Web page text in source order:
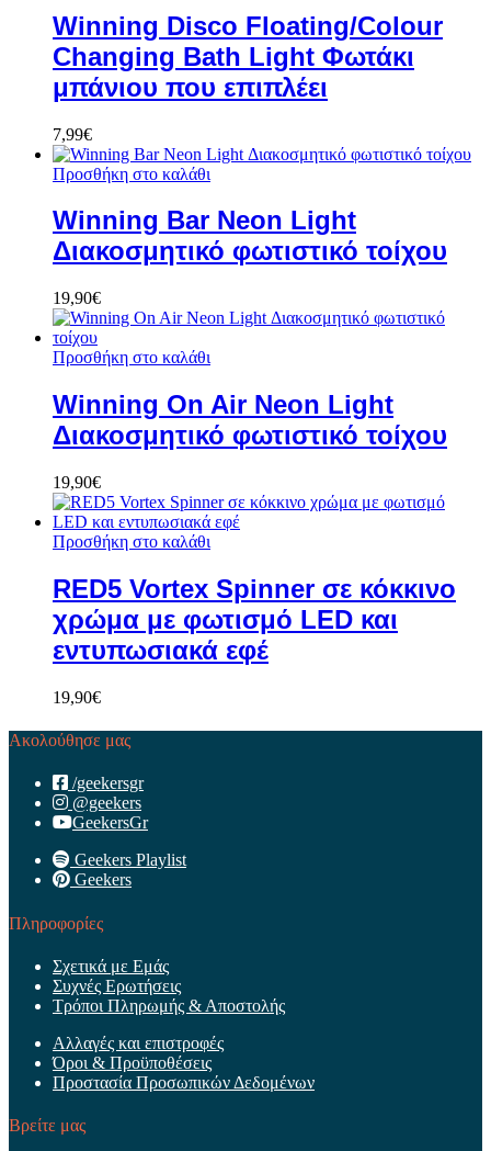
Winning Disco Floating/Colour
Changing Bath Light Φωτάκι
μπάνιου που επιπλέει
7,99€
Προσθήκη στο καλάθι
Winning Bar Neon Light
Διακοσμητικό φωτιστικό τοίχου
19,90€
Προσθήκη στο καλάθι
Winning On Air Neon Light
Διακοσμητικό φωτιστικό τοίχου
19,90€
Προσθήκη στο καλάθι
RED5 Vortex Spinner σε κόκκινο
χρώμα με φωτισμό LED και
εντυπωσιακά εφέ
19,90€
Ακολούθησε μας
/geekersgr
@geekers
GeekersGr
Geekers Playlist
Geekers
Πληροφορίες
Σχετικά με Εμάς
Συχνές Ερωτήσεις
Τρόποι Πληρωμής & Αποστολής
Αλλαγές και επιστροφές
Όροι & Προϋποθέσεις
Προστασία Προσωπικών Δεδομένων
Βρείτε μας